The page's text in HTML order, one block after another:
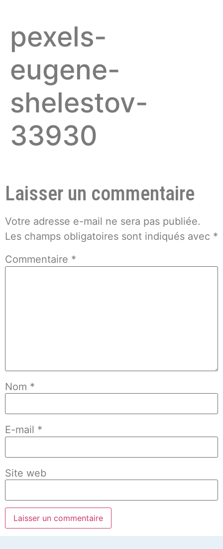
pexels-
eugene-
shelestov-
33930
Laisser un commentaire
Votre adresse e-mail ne sera pas publiée.
Les champs obligatoires sont indiqués avec *
Commentaire *
Nom *
E-mail *
Site web